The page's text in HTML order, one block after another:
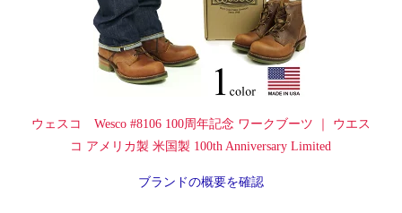
ウェスコ Wesco #8106 100周年記念 ワークブーツ ｜ ウエス
コ アメリカ製 米国製 100th Anniversary Limited
ブランドの概要を確認